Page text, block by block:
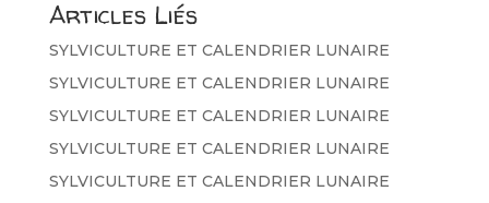
Articles Liés
SYLVICULTURE ET CALENDRIER LUNAIRE
SYLVICULTURE ET CALENDRIER LUNAIRE
SYLVICULTURE ET CALENDRIER LUNAIRE
SYLVICULTURE ET CALENDRIER LUNAIRE
SYLVICULTURE ET CALENDRIER LUNAIRE